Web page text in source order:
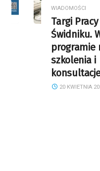
WIADOMOŚCI
Targi
Świdniku.
programie
szkolenia i
20 KWIETNIA